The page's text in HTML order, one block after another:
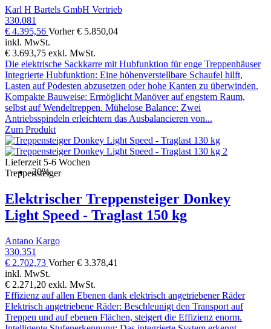
Karl H Bartels GmbH Vertrieb
330.081
€ 4.395,56 Vorher€ 5.850,04
inkl. MwSt.
€ 3.693,75 exkl. MwSt.
Die elektrische Sackkarre mit Hubfunktion für enge Treppenhäuser
Integrierte Hubfunktion: Eine höhenverstellbare Schaufel hilft,
Lasten auf Podesten abzusetzen oder hohe Kanten zu überwinden.
Kompakte Bauweise: Ermöglicht Manöver auf engstem Raum,
selbst auf Wendeltreppen. Mühelose Balance: Zwei
Antriebsspindeln erleichtern das Ausbalancieren von...
Zum Produkt
-20%
Lieferzeit 5-6 Wochen
Treppensteiger
Elektrischer Treppensteiger Donkey
Light Speed - Traglast 150 kg
Antano Kargo
330.351
€ 2.702,73 Vorher€ 3.378,41
inkl. MwSt.
€ 2.271,20 exkl. MwSt.
Effizienz auf allen Ebenen dank elektrisch angetriebener Räder
Elektrisch angetriebene Räder: Beschleunigt den Transport auf
Treppen und auf ebenen Flächen, steigert die Effizienz enorm.